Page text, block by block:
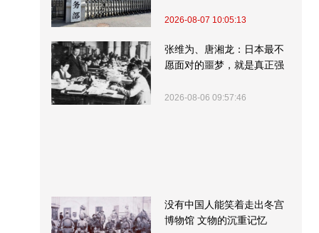
2026-08-07 10:05:13
张维为、唐湘龙：日本最不
愿面对的噩梦，就是真正强
2026-08-06 09:57:46
没有中国人能笑着走出冬宫
博物馆 文物的沉重记忆